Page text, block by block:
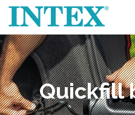
Quickfill